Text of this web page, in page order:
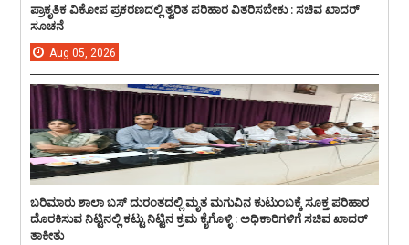
ಪ್ರಾಕೃತಿಕ ವಿಕೋಪ ಪ್ರಕರಣದಲ್ಲಿ ತ್ವರಿತ ಪರಿಹಾರ ವಿತರಿಸಬೇಕು : ಸಚಿವ ಖಾದರ್
ಸೂಚನೆ
Aug 05, 2026
ಬರಿಮಾರು ಶಾಲಾ ಬಸ್ ದುರಂತದಲ್ಲಿ ಮೃತ ಮಗುವಿನ ಕುಟುಂಬಕ್ಕೆ ಸೂಕ್ತ ಪರಿಹಾರ
ದೊರಕಿಸುವ ನಿಟ್ಟಿನಲ್ಲಿ ಕಟ್ಟು ನಿಟ್ಟಿನ ಕ್ರಮ ಕೈಗೊಳ್ಳಿ : ಅಧಿಕಾರಿಗಳಿಗೆ ಸಚಿವ ಖಾದರ್
ತಾಕೀತು